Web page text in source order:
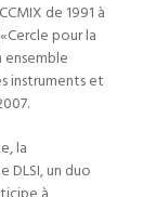
de 1991 à
pour la
ensemble
instruments et
la
DLSI, un duo